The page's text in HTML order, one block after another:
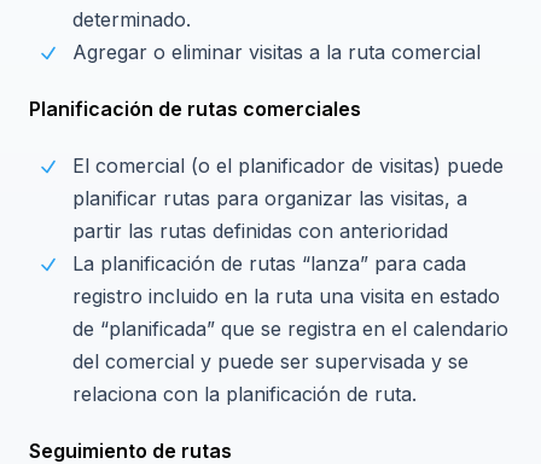
determinado.
Agregar o eliminar visitas a la ruta comercial
Planificación de rutas comerciales
El comercial (o el planificador de visitas) puede
planificar rutas para organizar las visitas, a
partir las rutas definidas con anterioridad
La planificación de rutas “lanza” para cada
registro incluido en la ruta una visita en estado
de “planificada” que se registra en el calendario
del comercial y puede ser supervisada y se
relaciona con la planificación de ruta.
Seguimiento de rutas